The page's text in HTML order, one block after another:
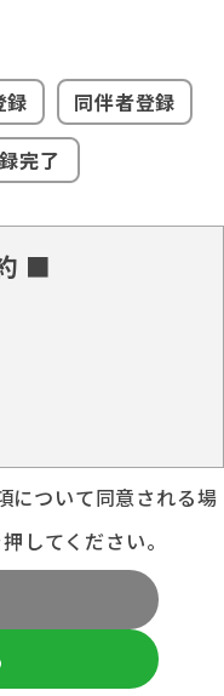
録
同伴者登録
完了
■
について同意される場
してください。